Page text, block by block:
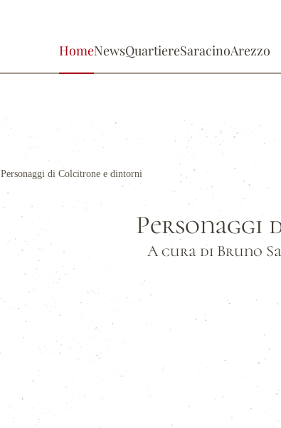
HomeNewsQuartiereSaracinoArezzo
Personaggi di Colcitrone e dintorni
Personaggi
A cura di Bruno